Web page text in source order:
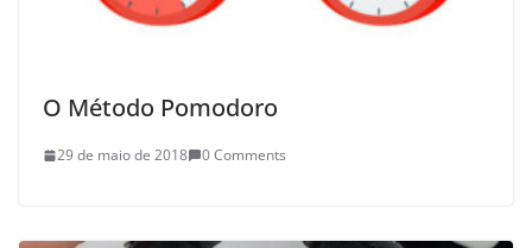
O Método Pomodoro
29 de maio de 2018 0 Comments